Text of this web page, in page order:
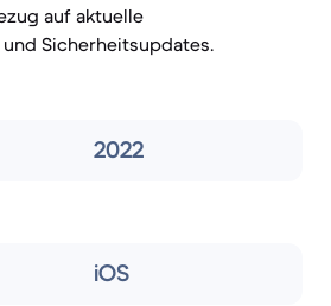
auf aktuelle
Sicherheitsupdates.
2022
iOS